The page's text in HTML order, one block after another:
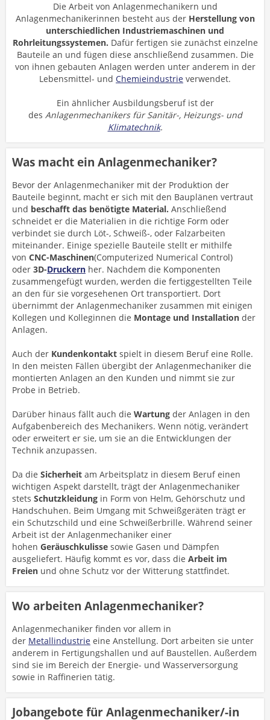
Die Arbeit von Anlagenmechanikern und
Anlagenmechanikerinnen besteht aus der Herstellung von
unterschiedlichen Industriemaschinen und
Rohrleitungssystemen. Dafür fertigen sie zunächst einzelne
Bauteile an und fügen diese anschließend zusammen. Die
von ihnen gebauten Anlagen werden unter anderem in der
Lebensmittel- und Chemieindustrie verwendet.
Ein ähnlicher Ausbildungsberuf ist der
des Anlagenmechanikers für Sanitär-, Heizungs- und
Klimatechnik.
Was macht ein Anlagenmechaniker?
Bevor der Anlagenmechaniker mit der Produktion der
Bauteile beginnt, macht er sich mit den Bauplänen vertraut
und beschafft das benötigte Material. Anschließend
schneidet er die Materialien in die richtige Form oder
verbindet sie durch Löt-, Schweiß-, oder Falzarbeiten
miteinander. Einige spezielle Bauteile stellt er mithilfe
von CNC-Maschinen(Computerized Numerical Control)
oder 3D-Druckern her. Nachdem die Komponenten
zusammengefügt wurden, werden die fertiggestellten Teile
an den für sie vorgesehenen Ort transportiert. Dort
übernimmt der Anlagenmechaniker zusammen mit einigen
Kollegen und Kolleginnen die Montage und Installation der
Anlagen.
Auch der Kundenkontakt spielt in diesem Beruf eine Rolle.
In den meisten Fällen übergibt der Anlagenmechaniker die
montierten Anlagen an den Kunden und nimmt sie zur
Probe in Betrieb.
Darüber hinaus fällt auch die Wartung der Anlagen in den
Aufgabenbereich des Mechanikers. Wenn nötig, verändert
oder erweitert er sie, um sie an die Entwicklungen der
Technik anzupassen.
Da die Sicherheit am Arbeitsplatz in diesem Beruf einen
wichtigen Aspekt darstellt, trägt der Anlagenmechaniker
stets Schutzkleidung in Form von Helm, Gehörschutz und
Handschuhen. Beim Umgang mit Schweißgeräten trägt er
ein Schutzschild und eine Schweißerbrille. Während seiner
Arbeit ist der Anlagenmechaniker einer
hohen Geräuschkulisse sowie Gasen und Dämpfen
ausgeliefert. Häufig kommt es vor, dass die Arbeit im
Freien und ohne Schutz vor der Witterung stattfindet.
Wo arbeiten Anlagenmechaniker?
Anlagenmechaniker finden vor allem in
der Metallindustrie eine Anstellung. Dort arbeiten sie unter
anderem in Fertigungshallen und auf Baustellen. Außerdem
sind sie im Bereich der Energie- und Wasserversorgung
sowie in Raffinerien tätig.
Jobangebote für Anlagenmechaniker/-in